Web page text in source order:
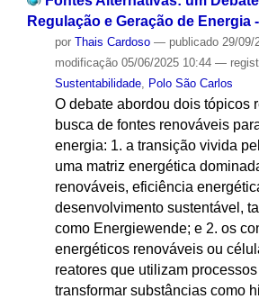
Regulação e Geração de Energia
por Thais Cardoso — publicado29/09/
modificação05/06/2025 10:44 —
Sustentabilidade, Polo São Carlos
O debate abordou dois tópicos
busca de fontes renováveis
energia: 1. a transição vivida
uma matriz energética
renováveis, eficiência
desenvolvimento sustentável,
como Energiewende; e 2. os
energéticos renováveis ou
reatores que utilizam
transformar substâncias como